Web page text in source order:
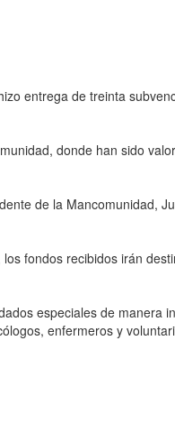
entrega de treinta
donde han sido
de la Mancomunidad,
fondos recibidos irán
especiales de manera
enfermeros y